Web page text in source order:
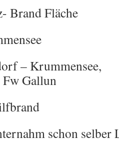
Brand Fläche
– Krummensee,
Gallun
schon selber